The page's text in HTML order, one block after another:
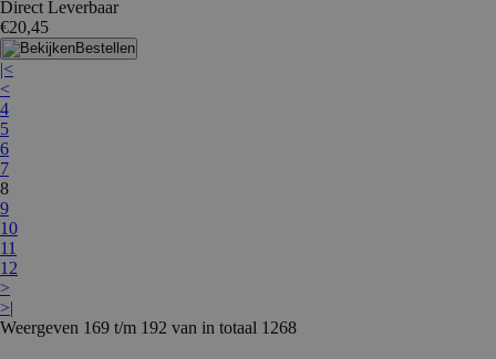
Direct Leverbaar
€20,45
Bestellen
|<
<
4
5
6
7
8
9
10
11
12
>
>|
Weergeven 169 t/m 192 van in totaal 1268